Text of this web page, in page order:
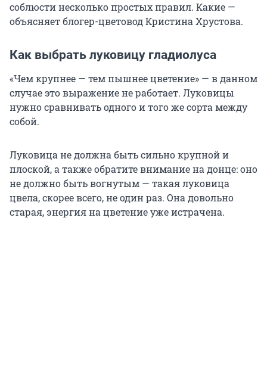
соблюсти несколько простых правил. Какие —
объясняет блогер-цветовод Кристина Хрустова.
Как выбрать луковицу гладиолуса
«Чем крупнее — тем пышнее цветение» — в данном
случае это выражение не работает. Луковицы
нужно сравнивать одного и того же сорта между
собой.
Луковица не должна быть сильно крупной и
плоской, а также обратите внимание на донце: оно
не должно быть вогнутым — такая луковица
цвела, скорее всего, не один раз. Она довольно
старая, энергия на цветение уже истрачена.